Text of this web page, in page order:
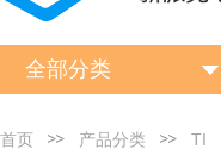
全部分类
首页 产品分类 TI